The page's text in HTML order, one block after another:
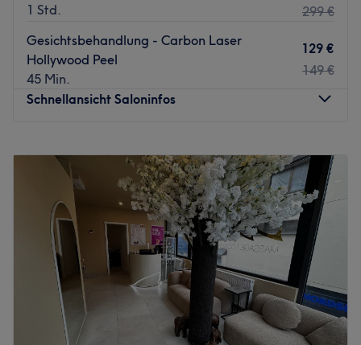
1 Std.
299 €
Gesichtsbehandlung - Carbon Laser
Hollywood Peel
45 Min.
129 €
149 €
Schnellansicht Saloninfos
Dienstag
09:00–20:00
Mittwoch
09:00 –20:00
Donnerstag
09:00–20:00
Freitag
09:00–20:00
Samstag
10:00–14:00
Sonntag
Geschlossen
Bei Benztown Beauty kannst du dir dich von einem wahren
Profi verschönern lassen, denn dieser Salon hat sich schon
einen Meisterschaftstitel verdient. Buche jetzt deinen